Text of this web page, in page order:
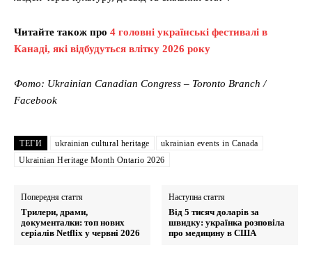
Читайте також про 4 головні українські фестивалі в
Канаді, які відбудуться влітку 2026 року
Фото: Ukrainian Canadian Congress – Toronto Branch /
Facebook
ТЕГИ ukrainian cultural heritage
ukrainian events in Canada
Ukrainian Heritage Month Ontario 2026
Попередня стаття
Трилери, драми,
документалки: топ нових
серіалів Netflix у червні 2026
Наступна стаття
Від 5 тисяч доларів за
швидку: українка розповіла
про медицину в США